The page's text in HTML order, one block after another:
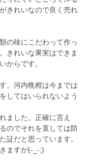
きれいなので良く売れ
の味にこだわって作っ
きれいな果実はできま
からです。
。河内晩柑は今までは
してはいられないよう
ました。正確に言え
のでそれを直しては防
証だと思っています。
ますが(-_-;)